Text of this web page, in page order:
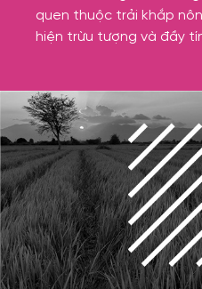
quen thuộc trải khắp
hiện trừu tượng và đầy